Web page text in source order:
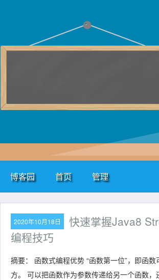
博客园 首页 管理
2020年10月18日
快速掌握Java8
编程技巧
摘要： 函数式编程优势 “函数第一位”，即函
方。 可以把函数作为参数传递给另一个函数，